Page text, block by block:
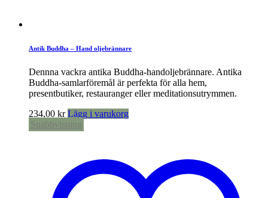
Antik Buddha – Hand oljebrännare
Dennna vackra antika Buddha-handoljebrännare. Antika
Buddha-samlarföremål är perfekta för alla hem,
presentbutiker, restauranger eller meditationsutrymmen.
234,00 kr Lägg i varukorg
Snabbvisning